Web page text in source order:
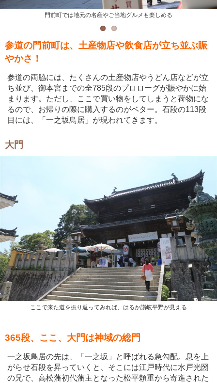
門前町では地元の名産やご当地グルメも楽しめる
ここでしか買えないお土産物や雑貨もある
参道の門前町は、土産物店や飲食店が立ち並ぶ賑
やかさ！
参道の両脇には、たくさんの土産物店やうどん店などが立
ち並び、御本宮までの全785段のプロローグが賑やかに始
まります。ただし、ここで買い物をしてしまうと荷物にな
るので、お帰りの際に購入するのがベター。石段の113段
目には、「一之坂鳥居」が現われてきます。
大門
ここで来た道を振り返ってみれば、はるか讃岐平野が見える
365段、ここ、大門は神域の総門
一之坂鳥居の先は、「一之坂」と呼ばれる急勾配。息を上
がらせ石段を昇っていくと、そこには江戸時代に水戸光圀
の兄で、高松藩初代藩主となった松平頼重から寄進された